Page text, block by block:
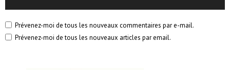
Prévenez-moi de tous les nouveaux commentaires par e-mail.
Prévenez-moi de tous les nouveaux articles par email.